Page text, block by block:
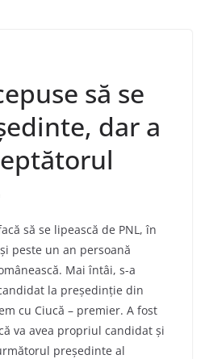
să se
dar a
să se lipească de PNL, în
peste un an persoană
Mai întâi, s-a
la președinție din
cu Ciucă – premier. A fost
va avea propriul candidat și
președinte al